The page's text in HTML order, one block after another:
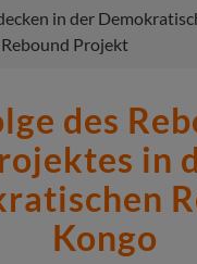
in der
Projekt
des
in
Kongo